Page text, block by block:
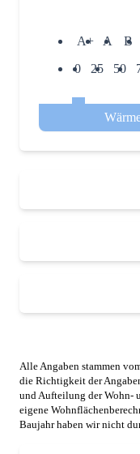
A+ A B
0
25 50
Alle Angaben stammen
die Richtigkeit der
und Aufteilung der Wohn-
eigene
Baujahr haben wir nicht